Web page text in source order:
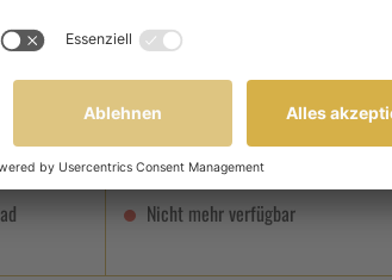
Nicht mehr verfügbar
Nicht mehr verfügbar